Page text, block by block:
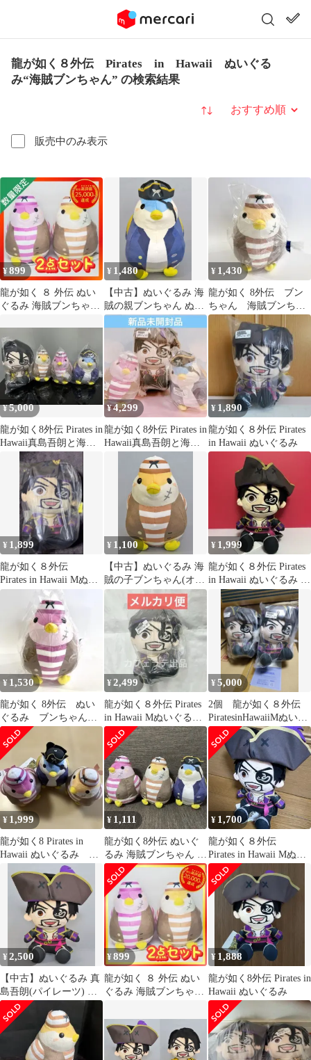
龍が如く８外伝 Pirates in Hawaii ぬいぐる
み“海賊ブンちゃん” の検索結果
販売中のみ表示
並び替え
¥899
龍が如く ８ 外伝 ぬい
ぐるみ 海賊ブンちゃん
¥ 1,480
【中古】ぬいぐるみ 海
賊の親ブンちゃん ぬい
ぐるみ“海賊ブンちゃ
ん”(EX) 「龍が如く8外
伝 Pirates in Hawaii」
¥ 1,430
龍が如く 8外伝 ブン
ちゃん 海賊ブンちゃ
ん ぬいぐるみ【おま
とめ不可×】
¥5,000
龍が如く8外伝 Pirates in
Hawaii真島吾朗と海賊
ブンちゃんセット
¥4,299
龍が如く8外伝 Pirates in
Hawaii真島吾朗と海賊
ブンちゃんセット
¥ 1,890
龍が如く８外伝 Pirates
in Hawaii ぬいぐるみ
¥ 1,899
龍が如く８外伝
Pirates in Hawaii Mぬい
ぐるみ 真島吾朗
¥ 1,100
【中古】ぬいぐるみ 海
賊の子ブンちゃん(オレ
ンジ) ぬいぐるみ“海賊
ブンちゃん”(EX) 「龍
が如く8外伝 Pirates in
Hawaii」
¥ 1,999
龍が如く８外伝 Pirates
in Hawaii ぬいぐるみ 真
島吾朗
¥ 1,530
龍が如く 8外伝 ぬい
ぐるみ ブンちゃん
海賊ブンちゃん【おま
とめ不可×】
¥2,499
龍が如く８外伝 Pirates
in Hawaii Mぬいぐるみ
真島吾朗 ③
¥5,000
2個 龍が如く８外伝
PiratesinHawaiiMぬいぐ
るみ真島吾朗パイレー
ツ
¥ 1,999
龍が如く8 Pirates in
Hawaii ぬいぐるみ 海
賊ブンちゃん 3種
¥1,111
龍が如く8外伝 ぬいぐ
るみ 海賊ブンちゃん 3
種 ①
¥ 1,700
龍が如く８外伝
Pirates in Hawaii Mぬい
ぐるみ 真島吾朗
¥2,500
【中古】ぬいぐるみ 真
島吾朗(パイレーツ) M
ぬいぐるみ 「龍が如く
8外伝 Pirates in
Hawaii」
¥899
龍が如く ８ 外伝 ぬい
ぐるみ 海賊ブンちゃん
¥ 1,888
龍が如く8外伝 Pirates in
Hawaii ぬいぐるみ